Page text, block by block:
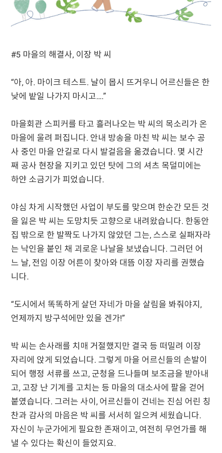
#5 마을의 해결사, 이장 박 씨
“아, 아. 마이크 테스트. 날이 몹시 뜨거우니 어르신들은 한
낮에 밭일 나가지 마시고….”
마을회관 스피커를 타고 흘러나오는 박 씨의 목소리가 온
마을에 울려 퍼집니다. 안내 방송을 마친 박 씨는 보수 공
사 중인 마을 안길로 다시 발걸음을 옮겼습니다. 몇 시간
째 공사 현장을 지키고 있던 탓에 그의 셔츠 목덜미에는
하얀 소금기가 피었습니다.
야심 차게 시작했던 사업이 부도를 맞으며 한순간 모든 것
을 잃은 박 씨는 도망치듯 고향으로 내려왔습니다. 한동안
집 밖으로 한 발짝도 나가지 않았던 그는, 스스로 실패자라
는 낙인을 붙인 채 괴로운 나날을 보냈습니다. 그러던 어
느 날, 전임 이장 어른이 찾아와 대뜸 이장 자리를 권했습
니다.
“도시에서 똑똑하게 살던 자네가 마을 살림을 봐줘야지,
언제까지 방구석에만 있을 겐가!”
박 씨는 손사래를 치매 거절했지만 결국 등 떠밀려 이장
자리에 앉게 되었습니다. 그렇게 마을 어르신들의 손발이
되어 행정 서류를 쓰고, 군청을 드나들며 보조금을 받아내
고, 고장 난 기계를 고치는 등 마을의 대소사에 팔을 걷어
붙였습니다. 그러는 사이, 어르신들이 건네는 진심 어린 칭
찬과 감사의 마음은 박 씨를 서서히 일으켜 세웠습니다.
자신이 누군가에게 필요한 존재이고, 여전히 무언가를 해
낼 수 있다는 확신이 들었지요.